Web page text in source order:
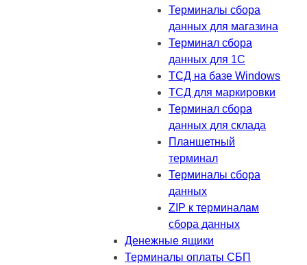
Терминалы сбора
данных для магазина
Терминал сбора
данных для 1C
ТСД на базе Windows
ТСД для маркировки
Терминал сбора
данных для склада
Планшетный
терминал
Терминалы сбора
данных
ZIP к терминалам
сбора данных
Денежные ящики
Терминалы оплаты СБП